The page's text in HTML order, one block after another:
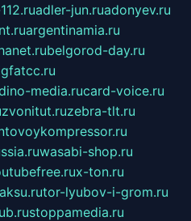
adler-jun.ruadonyev.ru
argentinamia.ru
belgorod-day.ru
media.rucard-voice.ru
zvonitut.ruzebra-tlt.ru
wasabi-shop.ru
x-ton.ru
tor-lyubov-i-grom.ru
stoppamedia.ru